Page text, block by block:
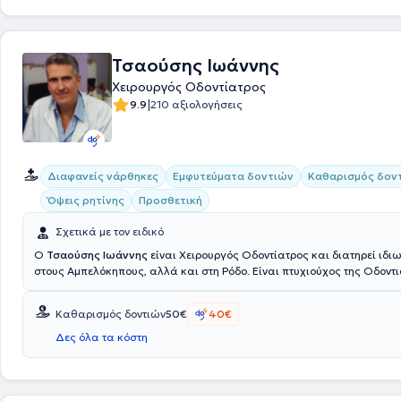
Τσαούσης Ιωάννης
Χειρουργός Οδοντίατρος
9.9|210 αξιολογήσεις
Διαφανείς νάρθηκες Εμφυτεύματα δοντιών
Καθαρισμός
Όψεις ρητίνης
Προσθετική
Σχετικά με τον ειδικό
Ο Τσαούσης Ιωάννης είναι Χειρουργός Οδοντίατρος και διατηρεί
στους Αμπελόκηπους, αλλά και στη Ρόδο. Είναι πτυχιούχος της
συνεργάτης στη γναθοχειρουργική κλινική του Ναυτικού Νοσοκομείου
συμμετάσχει στα προγράμματα συνεχιζόμενης εκπαίδευσης του
Συλλόγου Αθηνών, του Εθνικού και Καποδιστριακού Πανεπιστημίου
Εμφυτευματολογία, την Ενδοδοντία, την Αισθητική Οδοντιατρική, την
Καθαρισμός δοντιών50€
40€
Δες όλα τα κόστη